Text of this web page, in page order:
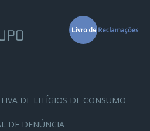
DE LITÍGIOS DE CONSUMO
DE DENÚNCIA